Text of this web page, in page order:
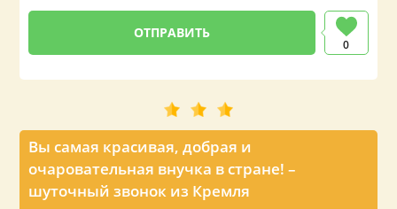
0
Вы самая красивая, добрая и
очаровательная внучка в стране! –
шуточный звонок из Кремля